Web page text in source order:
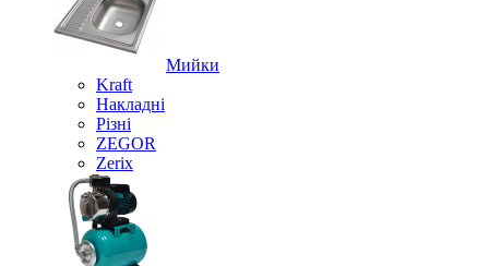
Мийки
Kraft
Накладні
Різні
ZEGOR
Zerix